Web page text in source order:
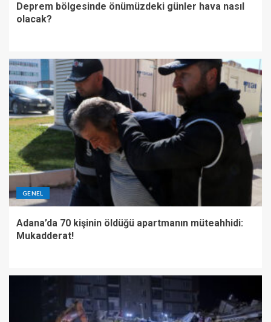
Deprem bölgesinde önümüzdeki günler hava nasıl
olacak?
GENEL
Adana’da 70 kişinin öldüğü apartmanın müteahhidi:
Mukadderat!